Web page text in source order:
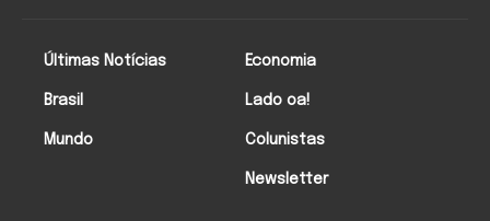
Últimas Notícias
Brasil
Mundo
Economia
Lado oa!
Colunistas
Newsletter